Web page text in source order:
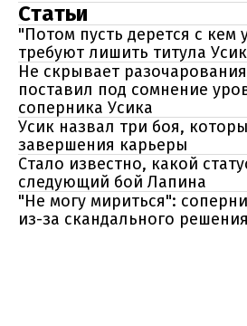
Статьи
"Потом пусть дерется с кем
требуют лишить титула
Не скрывает
поставил под сомнение
соперника Усика
Усик назвал три боя,
завершения карьеры
Стало известно, какой
следующий бой Лапина
"Не могу мириться":
из-за скандального